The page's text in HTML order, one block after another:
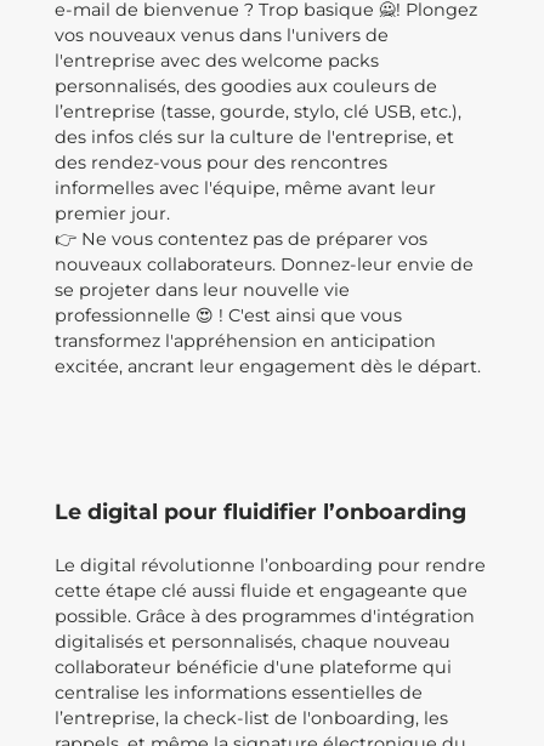
e-mail de bienvenue ? Trop basique 🙅! Plongez
vos nouveaux venus dans l'univers de
l'entreprise avec des welcome packs
personnalisés, des goodies aux couleurs de
l’entreprise (tasse, gourde, stylo, clé USB, etc.),
des infos clés sur la culture de l'entreprise, et
des rendez-vous pour des rencontres
informelles avec l'équipe, même avant leur
premier jour.
👉 Ne vous contentez pas de préparer vos
nouveaux collaborateurs. Donnez-leur envie de
se projeter dans leur nouvelle vie
professionnelle 😍 ! C'est ainsi que vous
transformez l'appréhension en anticipation
excitée, ancrant leur engagement dès le départ.
Le digital pour fluidifier l’onboarding
Le digital révolutionne l’onboarding pour rendre
cette étape clé aussi fluide et engageante que
possible. Grâce à des programmes d'intégration
digitalisés et personnalisés, chaque nouveau
collaborateur bénéficie d'une plateforme qui
centralise les informations essentielles de
l’entreprise, la check-list de l'onboarding, les